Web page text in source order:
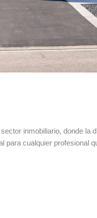
inmobiliario, donde la
para cualquier profesional